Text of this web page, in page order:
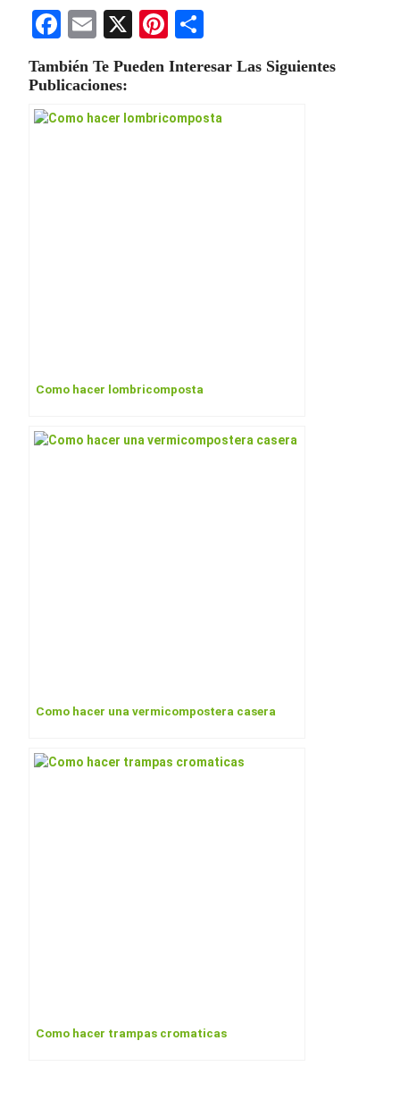
F
a
ce
b
E
m
ail
X
Pi
nt
er
es
ar
e
También Te Pueden Interesar Las Siguientes
Publicaciones:
Como hacer lombricomposta
Como hacer una vermicompostera casera
Como hacer trampas cromaticas